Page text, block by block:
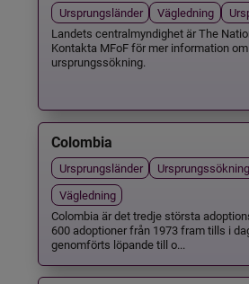
Ursprungsländer Vägledning
Landets centralmyndighet är The
Kontakta MFoF för mer information
ursprungssökning.
Colombia
Ursprungsländer Ursprungssökning
Vägledning
Colombia är det tredje största
600 adoptioner från 1973 fram tills i
genomförts löpande till o...